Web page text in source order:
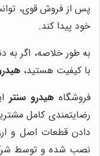
پس از فروش قوی،
خود پیدا کند.
به طور خلاصه، اگر
با کیفیت هستید،
فروشگاه هیدرو سنتر
رضایتمندی کامل
دادن قطعات اصل و
نصب شده و توسط